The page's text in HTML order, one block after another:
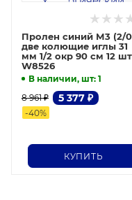
Пролен синий М3 (2/
две колющие иглы 31
мм 1/2 окр 90 см 12 шт
W8526
В наличии, шт: 1
5 377 ₽
8 961₽
-40%
КУПИТЬ